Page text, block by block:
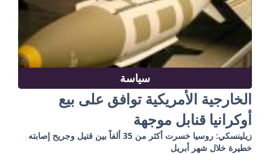
سياسة
الخارجية الأمريكية توافق على بيع
أوكرانيا قنابل موجهة
زيلينسكي: روسيا خسرت أكثر من 35 ألفاً بين قتيل وجريح إصابته
خطيرة خلال شهر أبريل